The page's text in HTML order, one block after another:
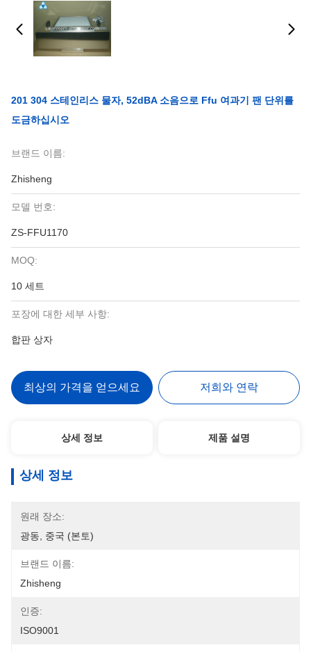
201 304 스테인리스 물자, 52dBA 소음으로 Ffu 여과기 팬 단위를
도금하십시오
브랜드 이름:
Zhisheng
모델 번호:
ZS-FFU1170
MOQ:
10 세트
포장에 대한 세부 사항:
합판 상자
최상의 가격을 얻으세요 저희와 연락
상세 정보 제품 설명
상세 정보
원래 장소:
광동, 중국 (본토)
브랜드 이름:
Zhisheng
인증:
ISO9001